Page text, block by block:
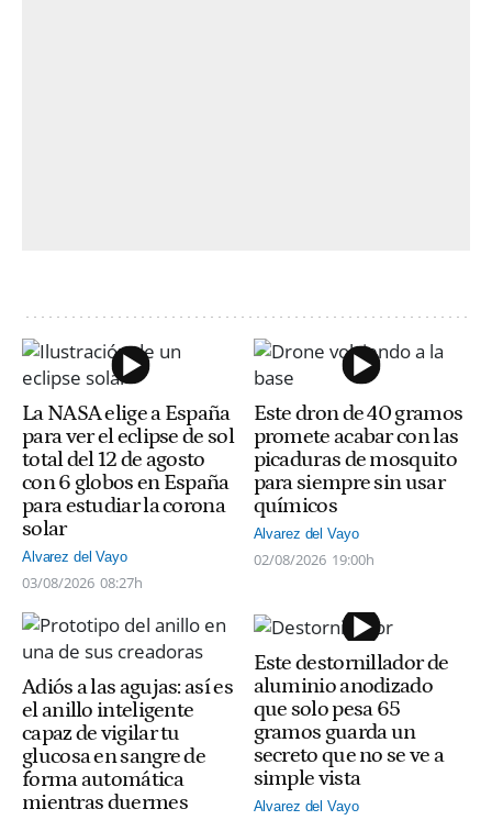
La NASA elige a España
para ver el eclipse de sol
total del 12 de agosto
con 6 globos en España
para estudiar la corona
solar
Alvarez del Vayo
03/08/2026 08:27h
Este dron de 40 gramos
promete acabar con las
picaduras de mosquito
para siempre sin usar
químicos
Alvarez del Vayo
02/08/2026 19:00h
Adiós a las agujas: así es
el anillo inteligente
capaz de vigilar tu
glucosa en sangre de
forma automática
mientras duermes
Este destornillador de
aluminio anodizado
que solo pesa 65
gramos guarda un
secreto que no se ve a
simple vista
Alvarez del Vayo